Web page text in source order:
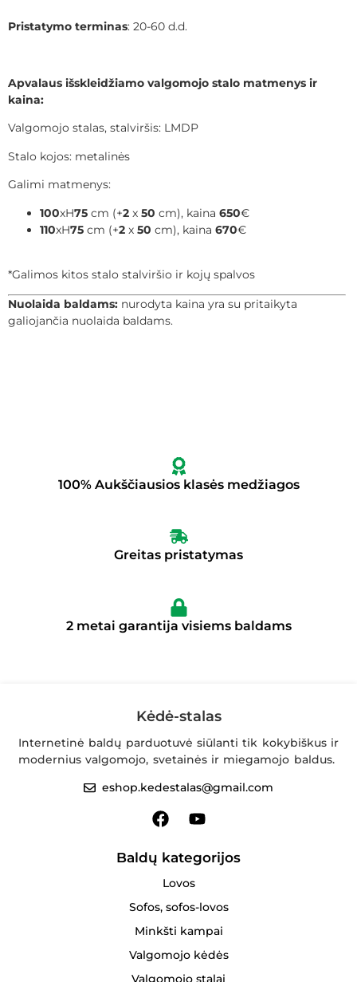
Pristatymo terminas: 20-60 d.d.
Apvalaus išskleidžiamo valgomojo stalo matmenys ir
kaina:
Valgomojo stalas, stalviršis: LMDP
Stalo kojos: metalinės
Galimi matmenys:
100xH75 cm (+2 x 50 cm), kaina 650€
110xH75 cm (+2 x 50 cm), kaina 670€
*Galimos kitos stalo stalviršio ir kojų spalvos
Nuolaida baldams: nurodyta kaina yra su pritaikyta
galiojančia nuolaida baldams.
100% Aukščiausios klasės medžiagos
Greitas pristatymas
2 metai garantija visiems baldams
Kėdė-stalas
Internetinė baldų parduotuvė siūlanti tik kokybiškus ir
modernius valgomojo, svetainės ir miegamojo baldus.
eshop.kedestalas@gmail.com
Baldų kategorijos
Lovos
Sofos, sofos-lovos
Minkšti kampai
Valgomojo kėdės
Valgomojo stalai